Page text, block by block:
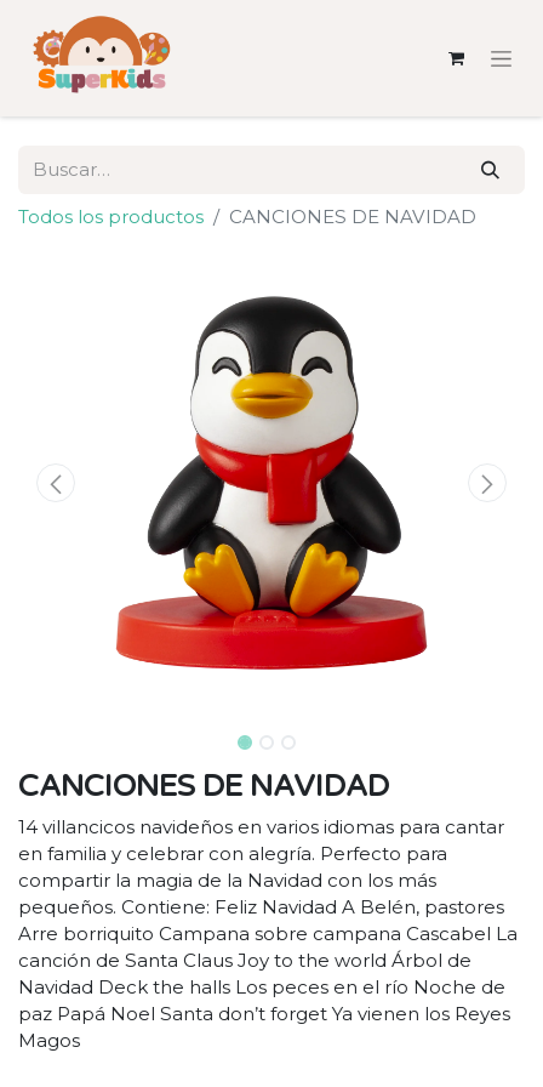
Todos los productos CANCIONES DE NAVIDAD
CANCIONES DE NAVIDAD
14 villancicos navideños en varios idiomas para cantar
en familia y celebrar con alegría. Perfecto para
compartir la magia de la Navidad con los más
pequeños. Contiene: Feliz Navidad A Belén, pastores
Arre borriquito Campana sobre campana Cascabel La
canción de Santa Claus Joy to the world Árbol de
Navidad Deck the halls Los peces en el río Noche de
paz Papá Noel Santa don’t forget Ya vienen los Reyes
Magos